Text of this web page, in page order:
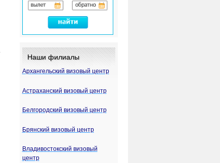
Наши филиалы
Архангельский визовый центр
Астраханский визовый центр
Белгородский визовый центр
Брянский визовый центр
Владивостокский визовый
центр